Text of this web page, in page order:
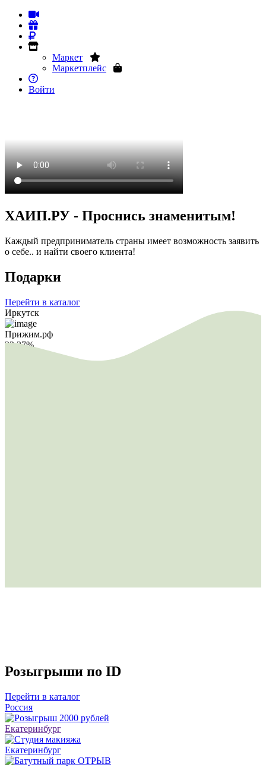
Маркет
Маркетплейс
Войти
ХАИП.РУ - Проснись знаменитым!
Каждый предприниматель страны имеет возможность заявить
о себе.. и найти своего клиента!
Подарки
Перейти в каталог
Иркутск
Прижим.рф
22.27%
Розыгрыши по ID
Перейти в каталог
Россия
Екатеринбург
Екатеринбург